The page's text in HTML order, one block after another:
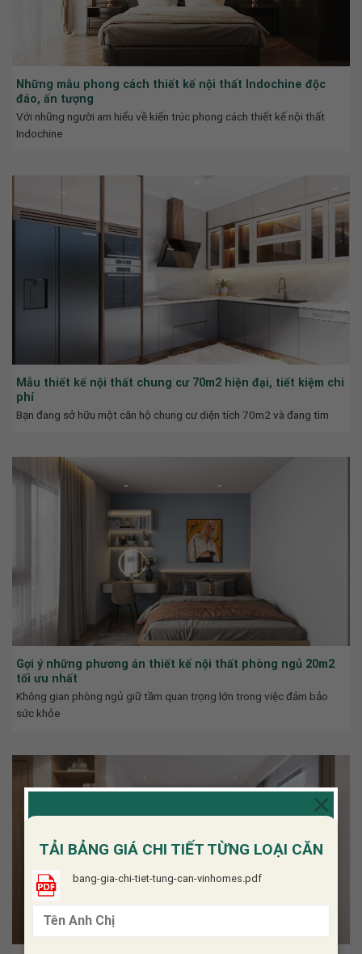
TẢI BẢNG GIÁ CHI TIẾT TỪNG LOẠI CĂN
bang-gia-chi-tiet-tung-can-vinhomes.pdf
×
Những mẫu phong cách thiết kế nội thất Indochine độc
đáo, ấn tượng
Với những người am hiểu về kiến trúc phong cách thiết kế nội thất
Indochine
Mẫu thiết kế nội thất chung cư 70m2 hiện đại, tiết kiệm chi
phí
Bạn đang sở hữu một căn hộ chung cư diện tích 70m2 và đang tìm
Gợi ý những phương án thiết kế nội thất phòng ngủ 20m2
tối ưu nhất
Không gian phòng ngủ giữ tầm quan trọng lớn trong việc đảm bảo
sức khỏe